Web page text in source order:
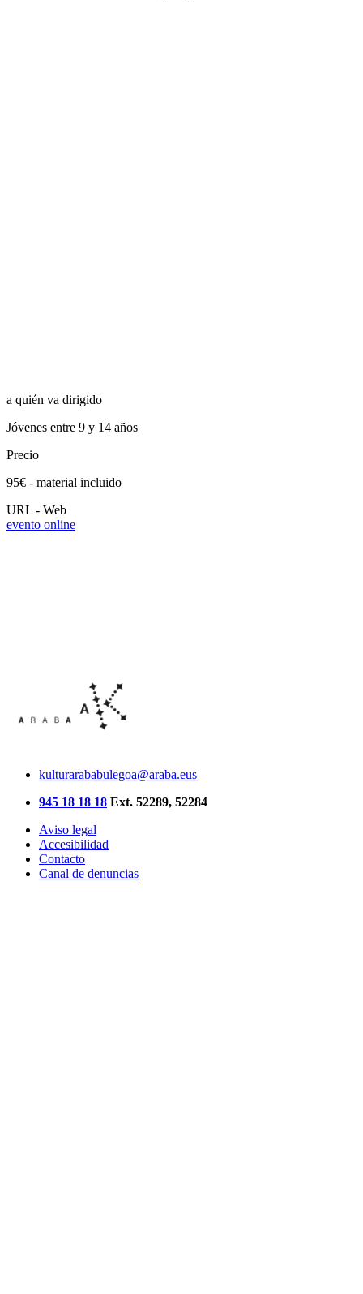
a quién va dirigido
Jóvenes entre 9 y 14 años
Precio
95€ - material incluido
URL - Web
evento online
kulturarababulegoa@araba.eus
945 18 18 18 Ext. 52289, 52284
Aviso legal
Accesibilidad
Contacto
Canal de denuncias